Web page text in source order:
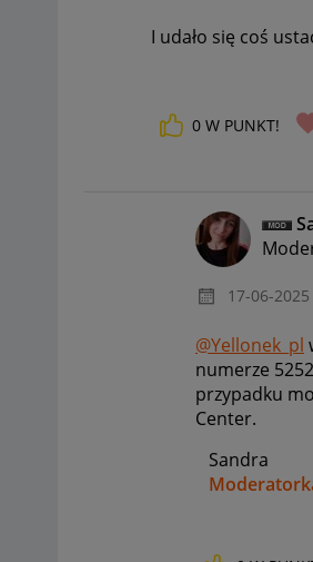
I udało się coś
0 W PUNKT!
‎17-06-2025
@Yellonek_pl
numerze
przypadku
Center.
Sandra